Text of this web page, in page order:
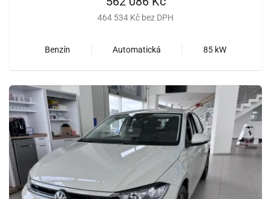
464 534 Kč bez DPH
Benzín Automatická 85 kW